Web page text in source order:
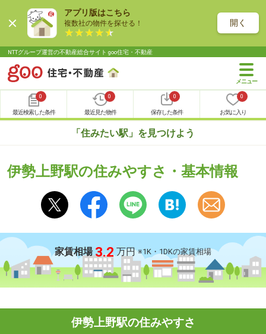
アプリ版はこちら
複数社の物件を探せる！ 開く
NTTグループ運営の不動産総合サイト goo住宅・不動産
0
最近検索した条件
0
最近見た物件
0
保存した条件
0
お気に入り
「住みたい駅」を見つけよう
伊勢上野駅の住みやすさ・基本情報
家賃相場 3.2 万円 ※1K・1DKの家賃相場
伊勢上野駅の住みやすさ